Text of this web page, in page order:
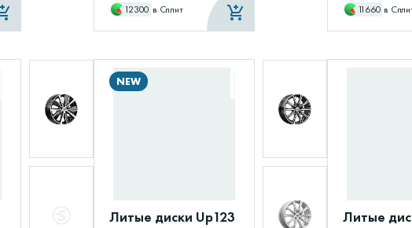
12300 в Сплит 11660 в
NEW
Литые диски Up123
Литые